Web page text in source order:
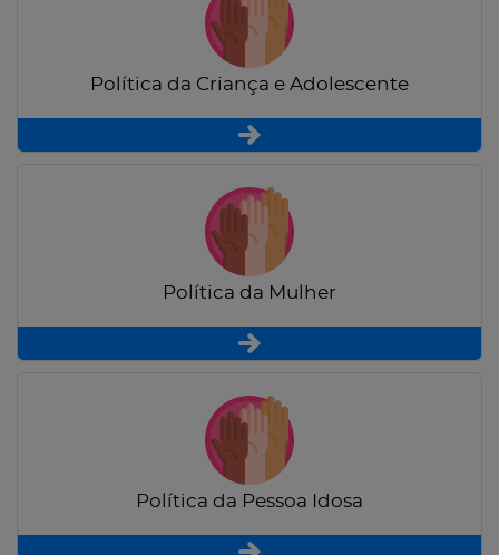
Política da Criança e Adolescente
Política da Mulher
Política da Pessoa Idosa